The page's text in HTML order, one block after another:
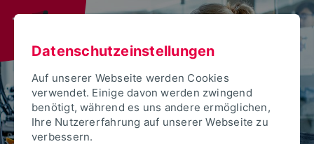
Datenschutzeinstellungen
Auf unserer Webseite werden Cookies
verwendet. Einige davon werden zwingend
benötigt, während es uns andere ermöglichen,
Ihre Nutzererfahrung auf unserer Webseite zu
verbessern.